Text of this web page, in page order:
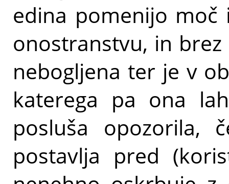
edina pomenijo moč
onostranstvu, in
nebogljena ter je v
katerega pa ona
posluša opozorila,
postavlja pred